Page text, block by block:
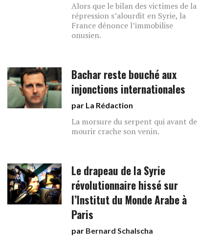
Alors que le bilan des victimes de la
répression s’alourdit en Syrie, la
France dénonce l’immobilise
onusien.
Bachar reste bouché aux
injonctions internationales
par La Rédaction
La morsure du serpent qui avant de
mourir crache son venin.
Le drapeau de la Syrie
révolutionnaire hissé sur
l’Institut du Monde Arabe à
Paris
par Bernard Schalscha